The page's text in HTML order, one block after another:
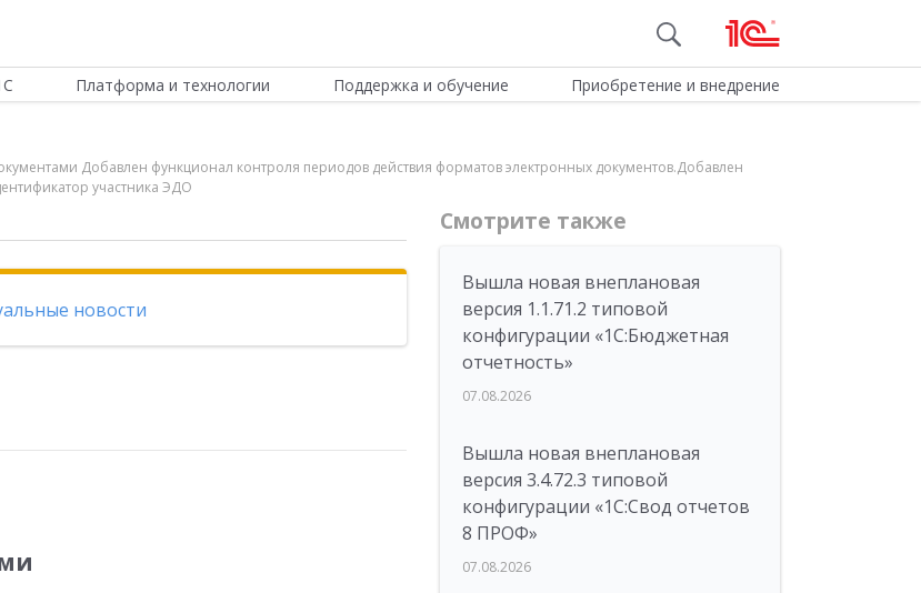
Платформа и технологии Поддержка и обучение Приобретение и внедрение
Добавлен функционал контроля периодов действия форматов электронных документов.Добавлен
участника ЭДО
новости
Смотрите также
Вышла новая внеплановая
версия 1.1.71.2 типовой
конфигурации «1C:Бюджетная
отчетность»
07.08.2026
Вышла новая внеплановая
версия 3.4.72.3 типовой
конфигурации «1C:Свод отчетов
8 ПРОФ»
07.08.2026